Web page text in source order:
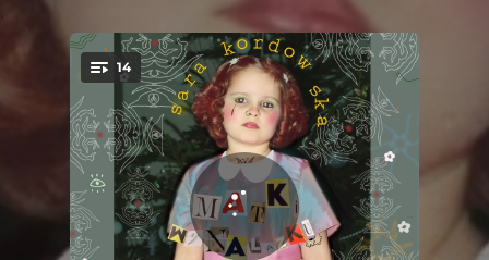
You're all set!
14